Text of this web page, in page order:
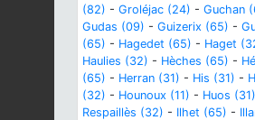
(82) - Groléjac (24) - Guchan
Gudas (09) - Guizerix (65) -
(65) - Hagedet (65) - Haget
Haulies (32) - Hèches (65) -
(65) - Herran (31) - His (31) -
(32) - Hounoux (11) - Huos (31)
Respaillès (32) - Ilhet (65) -